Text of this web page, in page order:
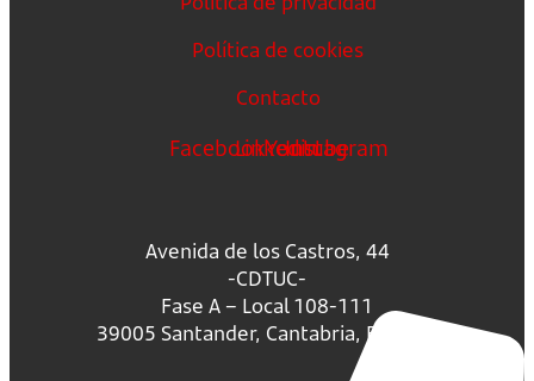
Política de cookies
Contacto
FacebookLinkedin
Youtube
Instagram
Avenida de los Castros, 44
-CDTUC-
Fase A – Local 108-111
39005 Santander, Cantabria, España.